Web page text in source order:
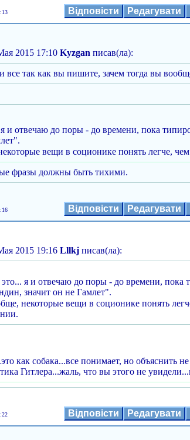
Відповісти Редагувати
2015 17:10 Kyzgan писав(ла):
все так как вы пишите, зачем тогда вы
и отвечаю до поры - до времени, пока
вещи в соционике понять легче, чем
фразы должны быть тихими.
Відповісти Редагувати
2015 19:16 Lllkj писав(ла):
я и отвечаю до поры - до времени,
значит он не Гамлет".
некоторые вещи в соционике понять
как собака...все понимает, но объяснить
Гитлера...жаль, что вы этого не
Відповісти Редагувати